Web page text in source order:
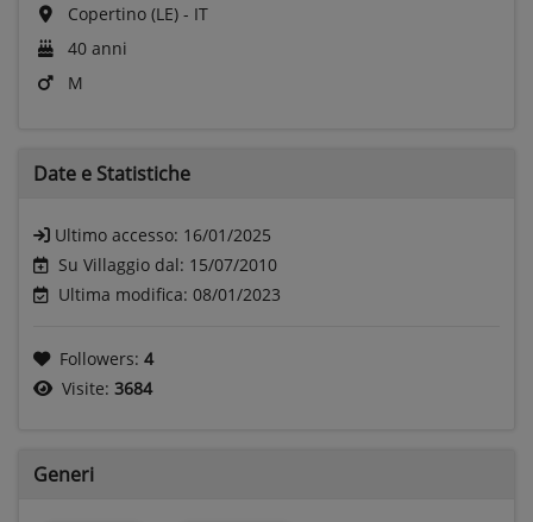
Copertino (LE) - IT
40 anni
M
Date e Statistiche
Ultimo accesso: 16/01/2025
Su Villaggio dal: 15/07/2010
Ultima modifica: 08/01/2023
Followers: 4
Visite: 3684
Generi